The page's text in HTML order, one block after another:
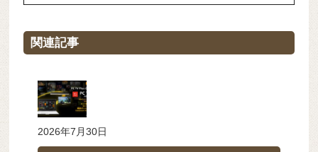
関連記事
2026年7月30日